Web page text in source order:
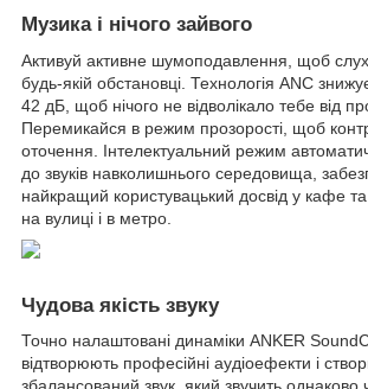
Музика і нічого зайвого
Активуй активне шумоподавлення, щоб
будь-якій обстановці. Технологія ANC
42 дБ, щоб нічого не відволікало тебе від
Перемикайся в режим прозорості, щоб
оточення. Інтелектуальний режим
до звуків навколишнього середовища,
найкращий користувацький досвід у кафе та
на вулиці і в метро.
Чудова якість звуку
Точно налаштовані динаміки ANKER
відтворюють професійні аудіоефекти і